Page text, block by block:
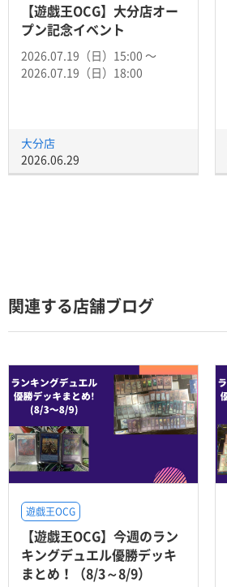
【遊戯王OCG】大分店オー
プン記念イベント
2026.07.19（日）15:00 〜
2026.07.19（日）18:00
大分店
2026.06.29
関連する店舗ブログ
遊戯王OCG
【遊戯王OCG】今週のラン
キングデュエル優勝デッキ
まとめ！（8/3～8/9）